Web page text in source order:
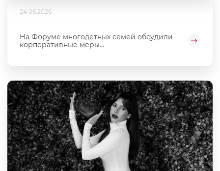
24.06.2026
На Форуме многодетных семей обсудили
корпоративные меры...